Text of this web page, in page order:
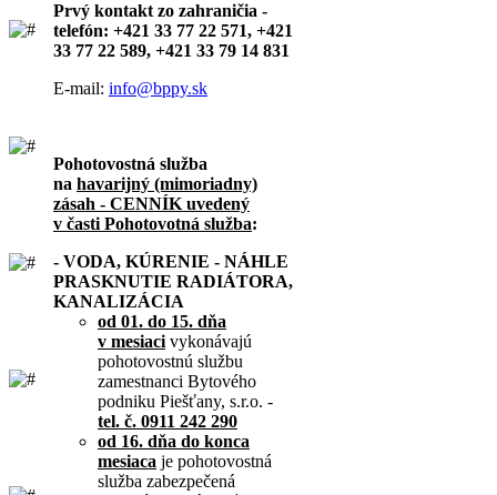
Prvý kontakt zo zahraničia -
telefón: +421 33 77 22 571, +421
33 77 22 589, +421 33 79 14 831
E-mail: info@bppy.sk
Pohotovostná služba
na havarijný (mimoriadny)
zásah - CENNÍK uvedený
v časti Pohotovotná služba:
- VODA, KÚRENIE - NÁHLE
PRASKNUTIE RADIÁTORA,
KANALIZÁCIA
od 01. do 15. dňa
v mesiaci vykonávajú
pohotovostnú službu
zamestnanci Bytového
podniku Piešťany, s.r.o. -
tel. č. 0911 242 290
od 16. dňa do konca
mesiaca je pohotovostná
služba zabezpečená